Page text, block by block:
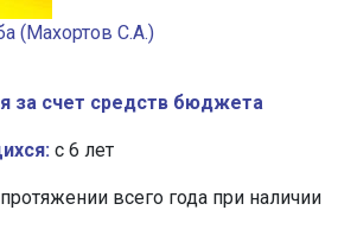
(Махортов С.А.)
за счет средств бюджета
с 6 лет
всего года при наличии